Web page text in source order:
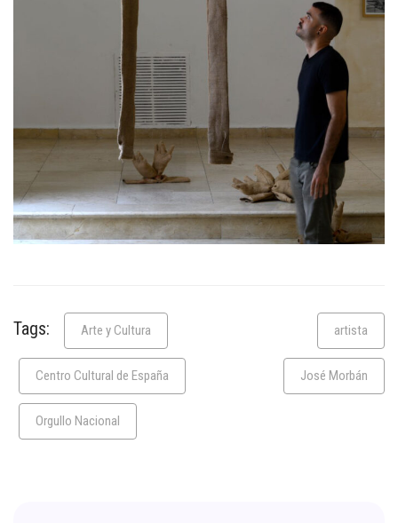
Tags: Arte y Cultura artista
Centro Cultural de España José Morbán
Orgullo Nacional